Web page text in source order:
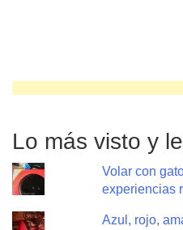
Lo más visto y
Volar con
experiencias
Azul, rojo,